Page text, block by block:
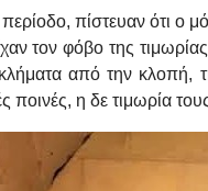
πίστευαν ότι ο
τον φόβο της
από την κλοπή,
ποινές, η δε τιμωρία